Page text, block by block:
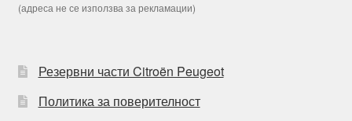
(адреса не се използва за рекламации)
Резервни части Citroën Peugeot
Политика за поверителност